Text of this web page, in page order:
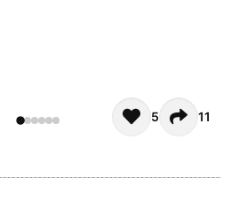
momento non ci sono commenti.
5 11